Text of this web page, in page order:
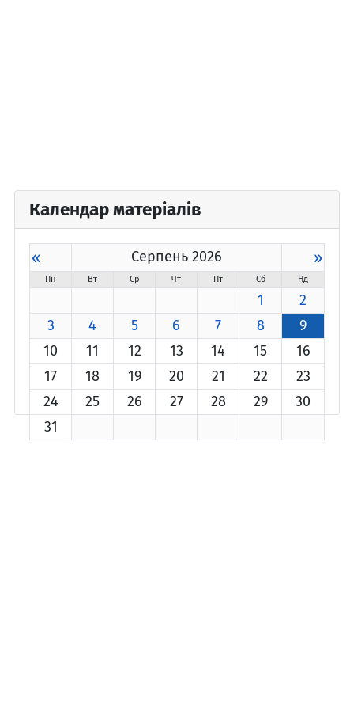
Календар матеріалів
« Серпень 2026 »
Пн Вт Ср Чт Пт Сб Нд
1
2
3
4 5 6 7 8
9
10
11 12 13 14 15
16
17
18 19 20 21 22
23
24
25 26 27 28 29
30
31